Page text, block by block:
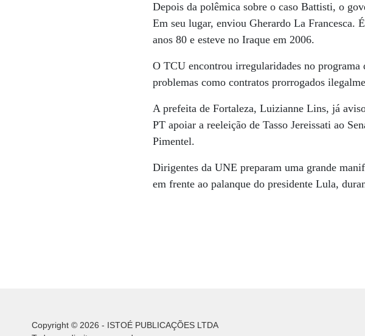
Depois da polêmica sobre o caso Battisti, o
Em seu lugar, enviou Gherardo La Francesca.
anos 80 e esteve no Iraque em 2006.
O TCU encontrou irregularidades no
problemas como contratos prorrogados
A prefeita de Fortaleza, Luizianne Lins, já
PT apoiar a reeleição de Tasso Jereissati ao
Pimentel.
Dirigentes da UNE preparam uma grande
em frente ao palanque do presidente Lula,
Copyright © 2026 - ISTOÉ PUBLICAÇÕES LTDA